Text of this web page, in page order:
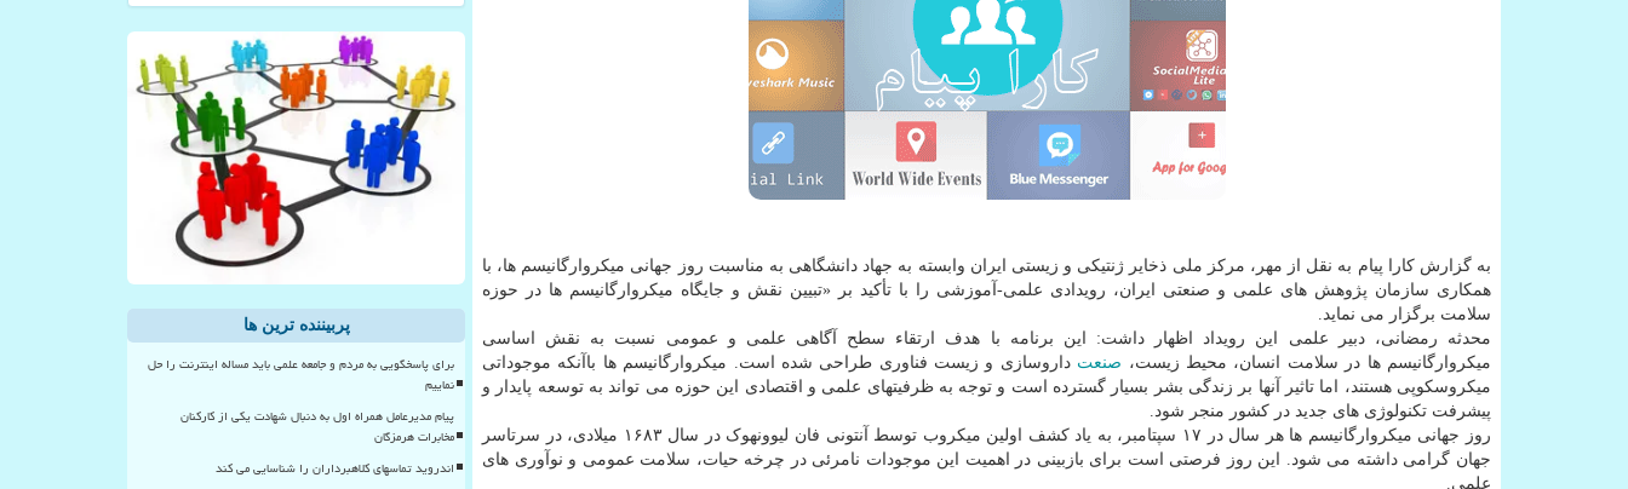
به گزارش کارا پیام به نقل از مهر، مرکز ملی ذخایر ژنتیکی و زیستی ایران وابسته به جهاد دانشگاهی به مناسبت روز جهانی میکروارگانیسم ها، با
همکاری سازمان پژوهش های علمی و صنعتی ایران، رویدادی علمی-آموزشی را با تأکید بر «تبیین نقش و جایگاه میکروارگانیسم ها در حوزه
سلامت برگزار می نماید.
محدثه رمضانی، دبیر علمی این رویداد اظهار داشت: این برنامه با هدف ارتقاء سطح آگاهی علمی و عمومی نسبت به نقش اساسی
میکروارگانیسم ها در سلامت انسان، محیط زیست، صنعت داروسازی و زیست فناوری طراحی شده است. میکروارگانیسم ها باآنکه موجوداتی
میکروسکوپی هستند، اما تاثیر آنها بر زندگی بشر بسیار گسترده است و توجه به ظرفیتهای علمی و اقتصادی این حوزه می تواند به توسعه پایدار و
پیشرفت تکنولوژی های جدید در کشور منجر شود.
روز جهانی میکروارگانیسم ها هر سال در ۱۷ سپتامبر، به یاد کشف اولین میکروب توسط آنتونی فان لیوونهوک در سال ۱۶۸۳ میلادی، در سرتاسر
جهان گرامی داشته می شود. این روز فرصتی است برای بازبینی در اهمیت این موجودات نامرئی در چرخه حیات، سلامت عمومی و نوآوری های
علمی.
پربیننده ترین ها
برای پاسخگویی به مردم و جامعه علمی باید مساله اینترنت را حل
نماییم
پیام مدیرعامل همراه اول به دنبال شهادت یکی از کارکنان
مخابرات هرمزگان
اندروید تماسهای کلاهبرداران را شناسایی می کند